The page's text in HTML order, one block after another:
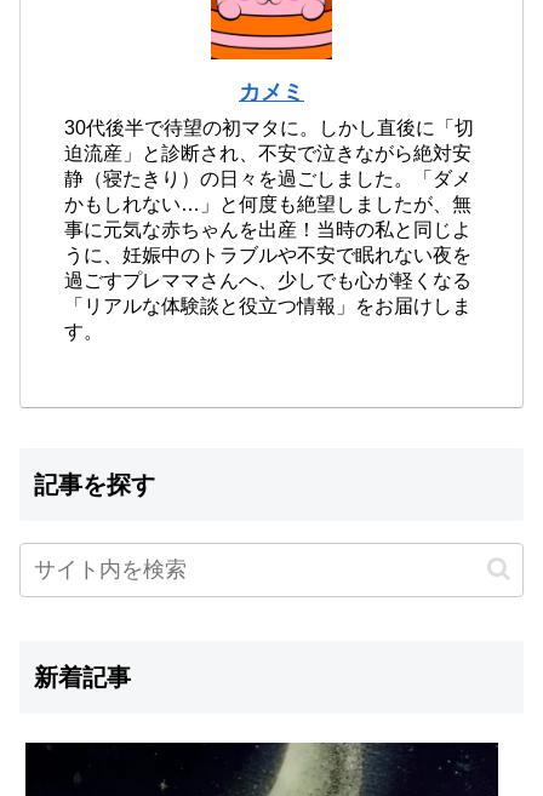
カメミ
30代後半で待望の初マタに。しかし直後に「切
迫流産」と診断され、不安で泣きながら絶対安
静（寝たきり）の日々を過ごしました。「ダメ
かもしれない…」と何度も絶望しましたが、無
事に元気な赤ちゃんを出産！当時の私と同じよ
うに、妊娠中のトラブルや不安で眠れない夜を
過ごすプレママさんへ、少しでも心が軽くなる
「リアルな体験談と役立つ情報」をお届けしま
す。
記事を探す
新着記事